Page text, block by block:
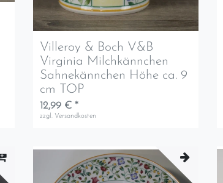
Villeroy & Boch V&B
Virginia Milchkännchen
Sahnekännchen Höhe ca. 9
cm TOP
12,99 € *
zzgl. Versandkosten